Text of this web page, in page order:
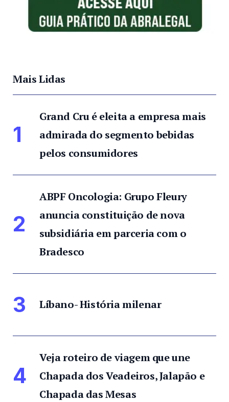
Mais Lidas
1
Grand Cru é eleita a empresa mais
admirada do segmento bebidas
pelos consumidores
2
ABPF Oncologia: Grupo Fleury
anuncia constituição de nova
subsidiária em parceria com o
Bradesco
3 Líbano- História milenar
4
Veja roteiro de viagem que une
Chapada dos Veadeiros, Jalapão e
Chapada das Mesas